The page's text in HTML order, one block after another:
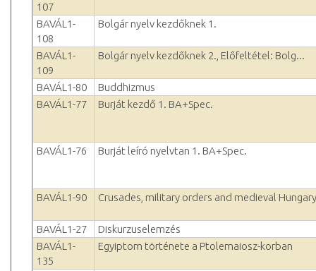
107
BAVÁL1-
108
Bolgár nyelv kezdőknek 1.
BAVÁL1-
109
Bolgár nyelv kezdőknek 2., Előfeltétel: Bolg...
BAVÁL1-80
Buddhizmus
BAVÁL1-77
Burját kezdő 1. BA+Spec.
BAVÁL1-76 Burját leíró nyelvtan 1. BA+Spec.
BAVÁL1-90 Crusades, military orders and medieval Hungary
BAVÁL1-27
Diskurzuselemzés
BAVÁL1-
135
Egyiptom története a Ptolemaiosz-korban